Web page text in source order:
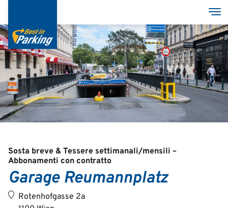
contenuto
principale
Services
Garages
Group
Deutsch
English
Sosta breve & Tessere settimanali/mensili –
Abbonamenti con contratto
Garage Reumannplatz
Rotenhofgasse 2a